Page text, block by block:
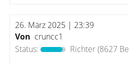
26. März 2025 | 23:39
Von cruncc1
Status:
Richter(8627